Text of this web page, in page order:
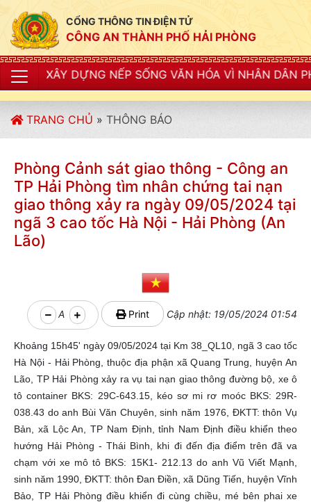
CỔNG THÔNG TIN ĐIỆN TỬ
CÔNG AN THÀNH PHỐ HẢI PHÒNG
NẾP SỐNG VĂN HÓA VÌ NHÂN DÂN PHỤC VỤ"
TRANG CHỦ » THÔNG BÁO
Phòng Cảnh sát giao thông - Công an
TP Hải Phòng tìm nhân chứng tai nạn
giao thông xảy ra ngày 09/05/2024 tại
ngã 3 cao tốc Hà Nội - Hải Phòng (An
Lão)
A Print Cập nhật: 19/05/2024 01:54
Khoảng 15h45' ngày 09/05/2024 tại Km 38_QL10, ngã 3 cao tốc
Hà Nội - Hải Phòng, thuộc địa phận xã Quang Trung, huyện An
Lão, TP Hải Phòng xảy ra vụ tai nạn giao thông đường bộ, xe ô
tô container BKS: 29C-643.15, kéo sơ mi rơ moóc BKS: 29R-
038.43 do anh Bùi Văn Chuyên, sinh năm 1976, ĐKTT: thôn Vụ
Bản, xã Lộc An, TP Nam Định, tỉnh Nam Định điều khiển theo
hướng Hải Phòng - Thái Bình, khi đi đến địa điểm trên đã va
chạm với xe mô tô BKS: 15K1- 212.13 do anh Vũ Viết Mạnh,
sinh năm 1990, ĐKTT: thôn Đan Điền, xã Dũng Tiến, huyện Vĩnh
Bảo, TP Hải Phòng điều khiển đi cùng chiều, mé bên phai xe